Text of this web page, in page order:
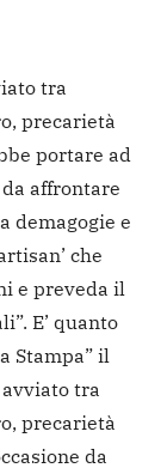
tra
precarietà
portare ad
affrontare
demagogie e
che
e preveda il
E’ quanto
Stampa” il
tra
precarietà
da